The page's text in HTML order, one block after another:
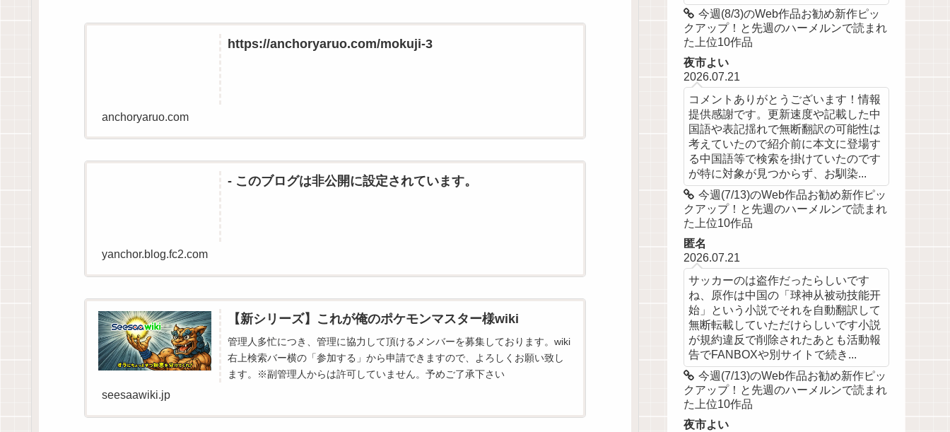
https://anchoryaruo.com/mokuji-3
anchoryaruo.com
- このブログは非公開に設定されています。
yanchor.blog.fc2.com
【新シリーズ】これが俺のポケモンマスター様wiki
管理人多忙につき、管理に協力して頂けるメンバーを募集しております。wiki
右上検索バー横の「参加する」から申請できますので、よろしくお願い致し
ます。※副管理人からは許可していません。予めご了承下さい
seesaawiki.jp
今週(8/3)のWeb作品お勧め新作ピッ
クアップ！と先週のハーメルンで読まれ
た上位10作品
夜市よい
2026.07.21
コメントありがとうございます！情報
提供感謝です。更新速度や記載した中
国語や表記揺れで無断翻訳の可能性は
考えていたので紹介前に本文に登場す
る中国語等で検索を掛けていたのです
が特に対象が見つからず、お馴染...
今週(7/13)のWeb作品お勧め新作ピッ
クアップ！と先週のハーメルンで読まれ
た上位10作品
匿名
2026.07.21
サッカーのは盗作だったらしいです
ね、原作は中国の「球神从被动技能开
始」という小説でそれを自動翻訳して
無断転載していただけらしいです小説
が規約違反で削除されたあとも活動報
告でFANBOXや別サイトで続き...
今週(7/13)のWeb作品お勧め新作ピッ
クアップ！と先週のハーメルンで読まれ
た上位10作品
夜市よい